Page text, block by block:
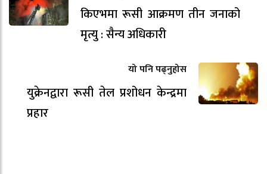
किएभमा रूसी आक्रमण तीन जनाको
मृत्यु : सैन्य अधिकारी
यो पनि पढ्नुहोस
युक्रेनद्वारा रूसी तेल प्रशोधन केन्द्रमा
प्रहार